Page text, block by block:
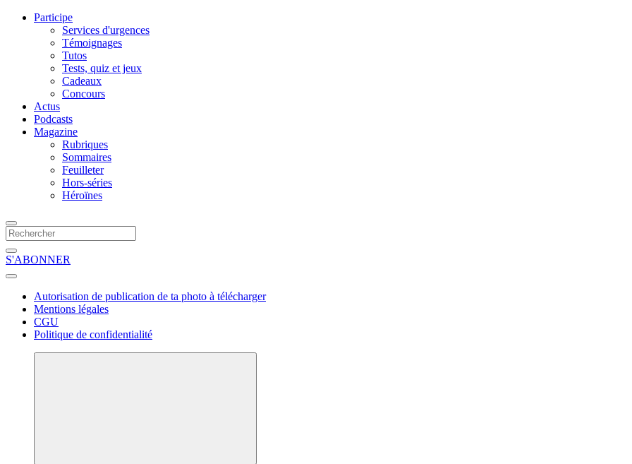
Participe
Services d'urgences
Témoignages
Tutos
Tests, quiz et jeux
Cadeaux
Concours
Actus
Podcasts
Magazine
Rubriques
Sommaires
Feuilleter
Hors-séries
Héroïnes
S'ABONNER
Autorisation de publication de ta photo à télécharger
Mentions légales
CGU
Politique de confidentialité